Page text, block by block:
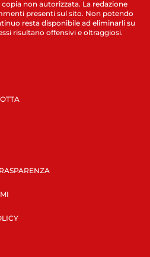
non autorizzata. La redazione
presenti sul sito. Non potendo
resta disponibile ad eliminarli su
risultano offensivi e oltraggiosi.